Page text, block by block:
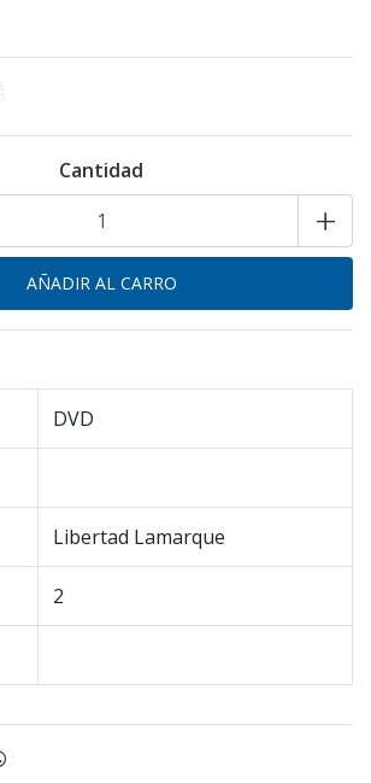
Cantidad
+
DVD
Libertad Lamarque
2